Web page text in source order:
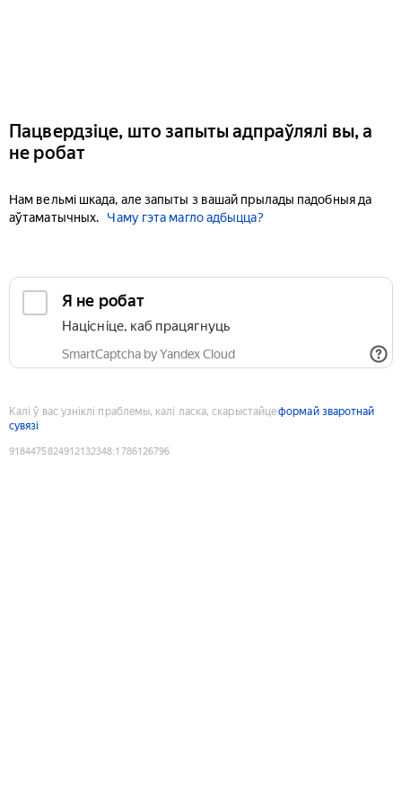
Пацвердзіце, што запыты адпраўлялі вы, а
не робат
Нам вельмі шкада, але запыты з вашай прылады падобныя да
аўтаматычных.
Чаму гэта магло адбыцца?
Я не робат
Націсніце, каб працягнуць
SmartCaptcha by Yandex Cloud
Калі ў вас узніклі праблемы, калі ласка, скарыстайцеформай зваротнай
сувязі
9184475824912132348:1786126796